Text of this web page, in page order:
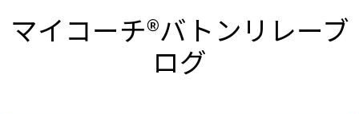
マイコーチ®バトンリレーブ
ログ